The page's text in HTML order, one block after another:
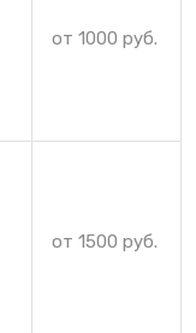
от 1000 руб.
от 1500 руб.